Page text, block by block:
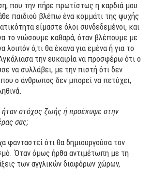
που την πήρε πρωτίστως η καρδιά μου.
παιδιού βλέπω ένα κομμάτι της ψυχής
είμαστε όλοι συνδεδεμένοι, και
το νιώσουμε καθαρά, όταν βλέπουμε με
λοιπόν ό,τι θα έκανα για εμένα ή για το
την ευκαιρία να προσφέρω ότι ο
να συλλάβει, με την πιστή ότι δεν
ο άνθρωπος δεν μπορεί να πετύχει,
ήταν στόχος ζωής ή προέκυψε στην
σας;
φανταστεί ότι θα δημιουργούσα τον
Όταν όμως ήρθα αντιμέτωπη με τη
των αγγλικών διαφόρων χώρων,